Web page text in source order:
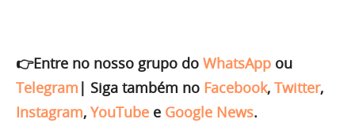
👉Entre no nosso grupo do WhatsApp ou
Telegram | Siga também no Facebook, Twitter,
Instagram, YouTube e Google News.